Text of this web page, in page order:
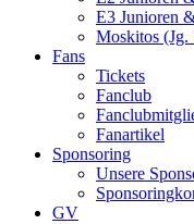
E3 Junioren
Moskitos (Jg.
Fans
Tickets
Fanclub
Fanartikel
Sponsoring
Unsere
GV